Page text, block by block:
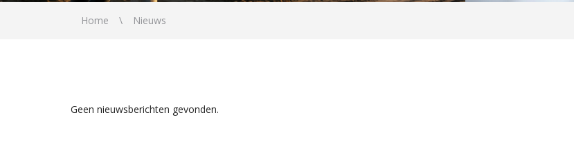
Home Nieuws
Geen nieuwsberichten gevonden.